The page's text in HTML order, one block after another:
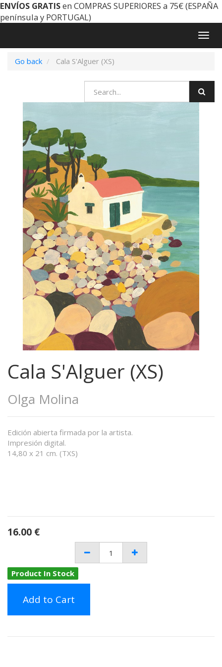
ENVÍOS GRATISen COMPRAS SUPERIORES a 75€ (ESPAÑA
península y PORTUGAL)
Go back
Cala S'Alguer (XS)
Cala S'Alguer (XS)
Olga Molina
Edición abierta firmada por la artista.
Impresión digital.
14,80 x 21 cm. (TXS)
16.00 €
Product In Stock
Add to Cart